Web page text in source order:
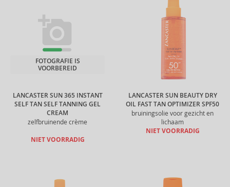
LANCASTER SUN 365 INSTANT
SELF TAN SELF TANNING GEL
CREAM
zelfbruinende crème
FOTOGRAFIE IS
VOORBEREID
NIET VOORRADIG
LANCASTER SUN BEAUTY DRY
OIL FAST TAN OPTIMIZER SPF50
bruiningsolie voor gezicht en
lichaam
NIET VOORRADIG